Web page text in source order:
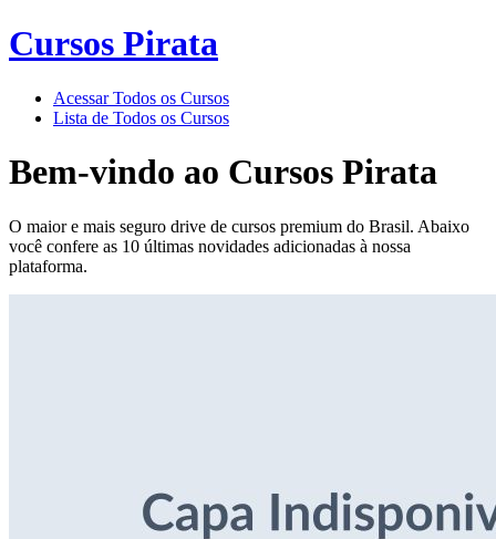
Cursos Pirata
Acessar Todos os Cursos
Lista de Todos os Cursos
Bem-vindo ao Cursos Pirata
O maior e mais seguro drive de cursos premium do Brasil. Abaixo
você confere as 10 últimas novidades adicionadas à nossa
plataforma.